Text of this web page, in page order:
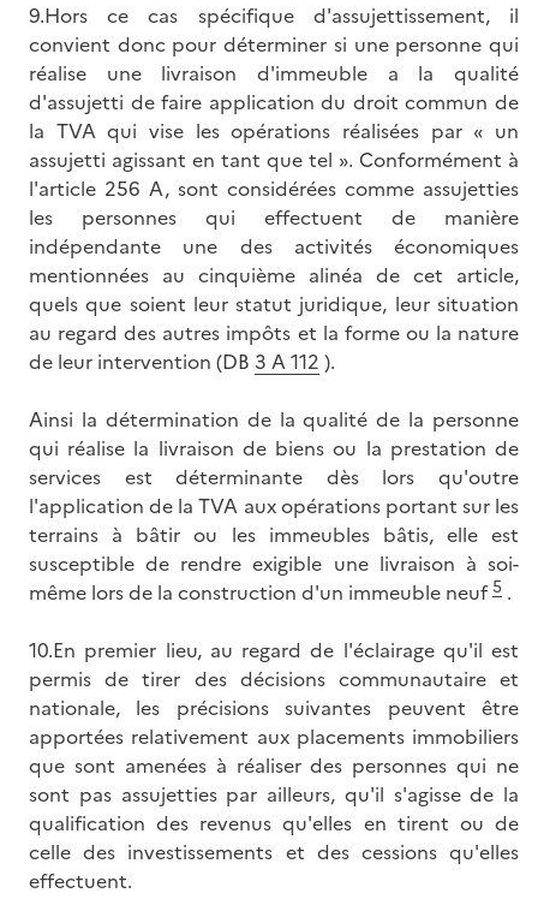
9.Hors ce cas spécifique d'assujettissement, il
convient donc pour déterminer si une personne qui
réalise une livraison d'immeuble a la qualité
d'assujetti de faire application du droit commun de
la TVA qui vise les opérations réalisées par « un
assujetti agissant en tant que tel ». Conformément à
l'article 256 A, sont considérées comme assujetties
les personnes qui effectuent de manière
indépendante une des activités économiques
mentionnées au cinquième alinéa de cet article,
quels que soient leur statut juridique, leur situation
au regard des autres impôts et la forme ou la nature
de leur intervention (DB 3 A 112 ).
Ainsi la détermination de la qualité de la personne
qui réalise la livraison de biens ou la prestation de
services est déterminante dès lors qu'outre
l'application de la TVA aux opérations portant sur les
terrains à bâtir ou les immeubles bâtis, elle est
susceptible de rendre exigible une livraison à soi-
même lors de la construction d'un immeuble neuf5 .
10.En premier lieu, au regard de l'éclairage qu'il est
permis de tirer des décisions communautaire et
nationale, les précisions suivantes peuvent être
apportées relativement aux placements immobiliers
que sont amenées à réaliser des personnes qui ne
sont pas assujetties par ailleurs, qu'il s'agisse de la
qualification des revenus qu'elles en tirent ou de
celle des investissements et des cessions qu'elles
effectuent.